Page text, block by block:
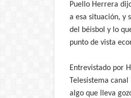
Puello Herrera
a esa situación, y
del béisbol y lo
punto de vista
Entrevistado por
Telesistema
algo que lleva